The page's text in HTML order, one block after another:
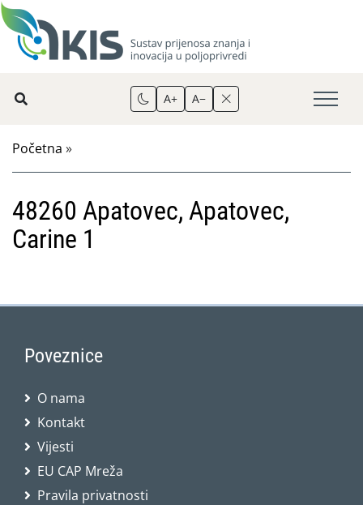
A+ A−
Početna »
48260 Apatovec, Apatovec,
Carine 1
Poveznice
O nama
Kontakt
Vijesti
EU CAP Mreža
Pravila privatnosti